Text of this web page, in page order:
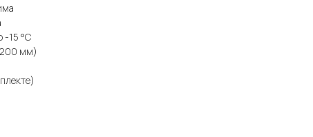
-15 °С
мм)